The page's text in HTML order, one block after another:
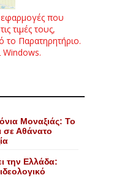
εφαρμογές που
τιμές τους,
το Παρατηρητήριο.
Windows.
Μοναξιάς: Το
σε Αθάνατο
την Ελλάδα: